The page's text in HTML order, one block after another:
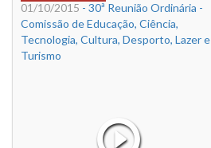
01/10/2015 - 30ª Reunião Ordinária -
Comissão de Educação, Ciência,
Tecnologia, Cultura, Desporto, Lazer e
Turismo